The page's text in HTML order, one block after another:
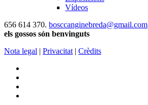
Vídeos
656 614 370. bosccanginebreda@gmail.com
els gossos són benvinguts
Nota legal | Privacitat | Crèdits